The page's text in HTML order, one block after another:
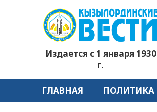
Издается с 1 января 1930
г.
ГЛАВНАЯ ПОЛИТИКА